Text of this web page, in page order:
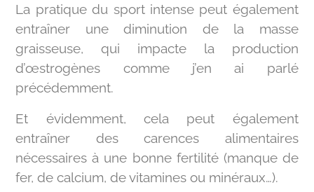
La pratique du sport intense peut également
entraîner une diminution de la masse
graisseuse, qui impacte la production
d’œstrogènes comme j’en ai parlé
précédemment.
Et évidemment, cela peut également
entraîner des carences alimentaires
nécessaires à une bonne fertilité (manque de
fer, de calcium, de vitamines ou minéraux…).